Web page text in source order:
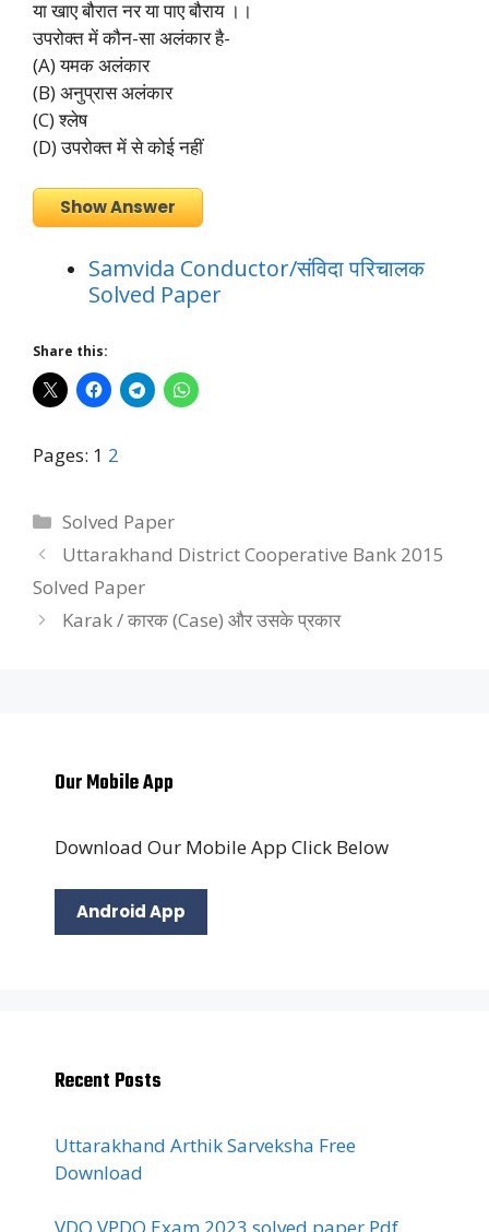
या खाए बौरात नर या पाए बौराय ।।
उपरोक्त में कौन-सा अलंकार है-
(A) यमक अलंकार
(B) अनुप्रास अलंकार
(C) श्लेष
(D) उपरोक्त में से कोई नहीं
Show Answer
Samvida Conductor/संविदा परिचालक
Solved Paper
Share this:
Pages: 1 2
Categories
Solved Paper
Uttarakhand District Cooperative Bank 2015
Solved Paper
Karak / कारक (Case) और उसके प्रकार
Our Mobile App
Download Our Mobile App Click Below
Android App
Recent Posts
Uttarakhand Arthik Sarveksha Free
Download